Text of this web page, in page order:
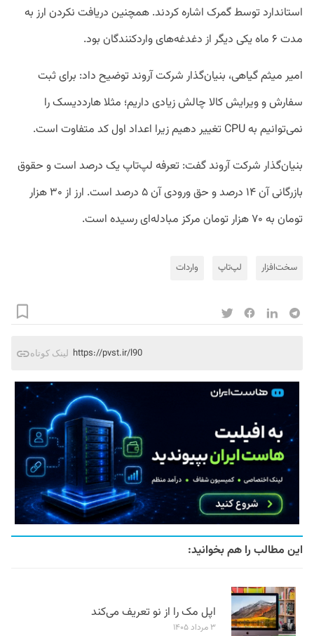
استاندارد توسط گمرک اشاره کردند. همچنین دریافت نکردن ارز به
مدت ۶ ماه یکی دیگر از دغدغه‌های واردکنندگان بود.
امیر میثم گیاهی، بنیان‌گذار شرکت آروند توضیح داد: برای ثبت
سفارش و ویرایش کالا چالش زیادی داریم؛ مثلا هارددیسک را
نمی‌توانیم به ‌‌CPU تغییر دهیم زیرا اعداد اول کد متفاوت است.
بنیان‌گذار شرکت آروند گفت: تعرفه لپ‌تاپ یک درصد است و حقوق
بازرگانی آن ۱۴ درصد و حق ورودی آن ۵ درصد است. ارز از ۳۰ هزار
تومان به ۷۰ هزار تومان مرکز مبادله‌ای رسیده است.
سخت‌افزار لپ‌تاپ واردات
لینک کوتاه https://pvst.ir/l90
این مطالب را هم بخوانید:
اپل مک را از نو تعریف می‌کند
۳ مرداد ۱۴۰۵